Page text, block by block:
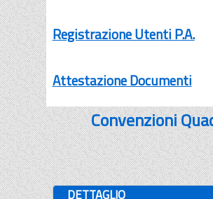
Registrazione Utenti P.A.
Attestazione Documenti
Convenzioni
DETTAGLIO